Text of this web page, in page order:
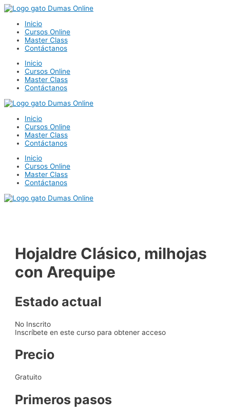
Ir
contenido
Inicio
Cursos Online
Master Class
Contáctanos
Inicio
Cursos Online
Master Class
Contáctanos
Inicio
Cursos Online
Master Class
Contáctanos
Inicio
Cursos Online
Master Class
Contáctanos
Hojaldre Clásico, milhojas
con Arequipe
Estado actual
No Inscrito
Inscríbete en este curso para obtener acceso
Precio
Gratuito
Primeros pasos